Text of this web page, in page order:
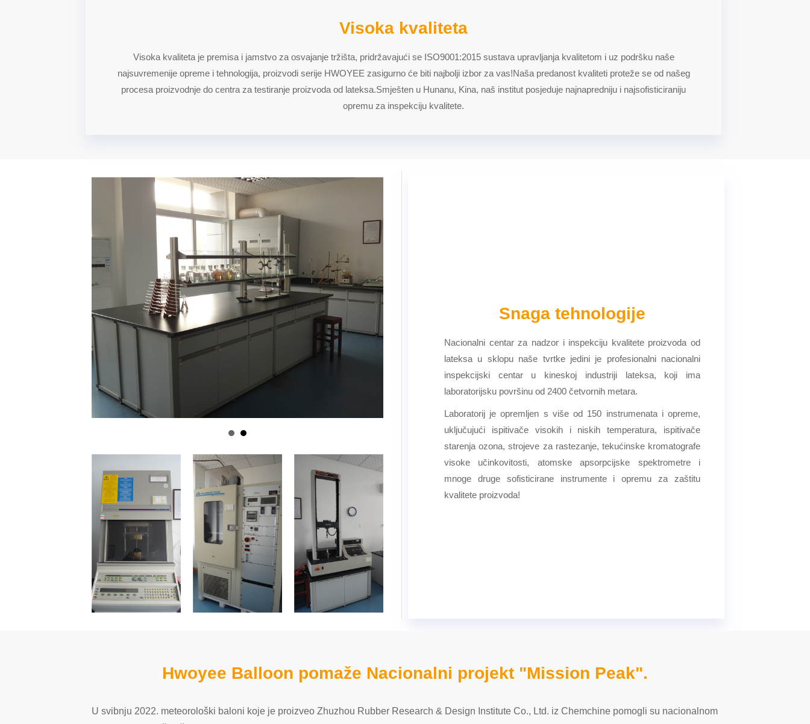
Visoka kvaliteta
Visoka kvaliteta je premisa i jamstvo za osvajanje tržišta, pridržavajući se ISO9001:2015 sustava upravljanja kvalitetom i uz podršku naše
najsuvremenije opreme i tehnologija, proizvodi serije HWOYEE zasigurno će biti najbolji izbor za vas!Naša predanost kvaliteti proteže se od našeg
procesa proizvodnje do centra za testiranje proizvoda od lateksa.Smješten u Hunanu, Kina, naš institut posjeduje najnapredniju i najsofisticiraniju
opremu za inspekciju kvalitete.
Snaga tehnologije
Nacionalni centar za nadzor i inspekciju kvalitete proizvoda od
lateksa u sklopu naše tvrtke jedini je profesionalni nacionalni
inspekcijski centar u kineskoj industriji lateksa, koji ima
laboratorijsku površinu od 2400 četvornih metara.
Laboratorij je opremljen s više od 150 instrumenata i opreme,
uključujući ispitivače visokih i niskih temperatura, ispitivače
starenja ozona, strojeve za rastezanje, tekućinske kromatografe
visoke učinkovitosti, atomske apsorpcijske spektrometre i
mnoge druge sofisticirane instrumente i opremu za zaštitu
kvalitete proizvoda!
Hwoyee Balloon pomaže Nacionalni projekt "Mission Peak".
U svibnju 2022. meteorološki baloni koje je proizveo Zhuzhou Rubber Research & Design Institute Co., Ltd. iz Chemchine pomogli su nacionalnom